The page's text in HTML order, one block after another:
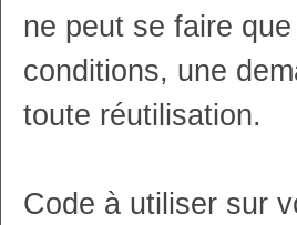
ne peut se faire
conditions, une
toute réutilisation.
Code à utiliser sur